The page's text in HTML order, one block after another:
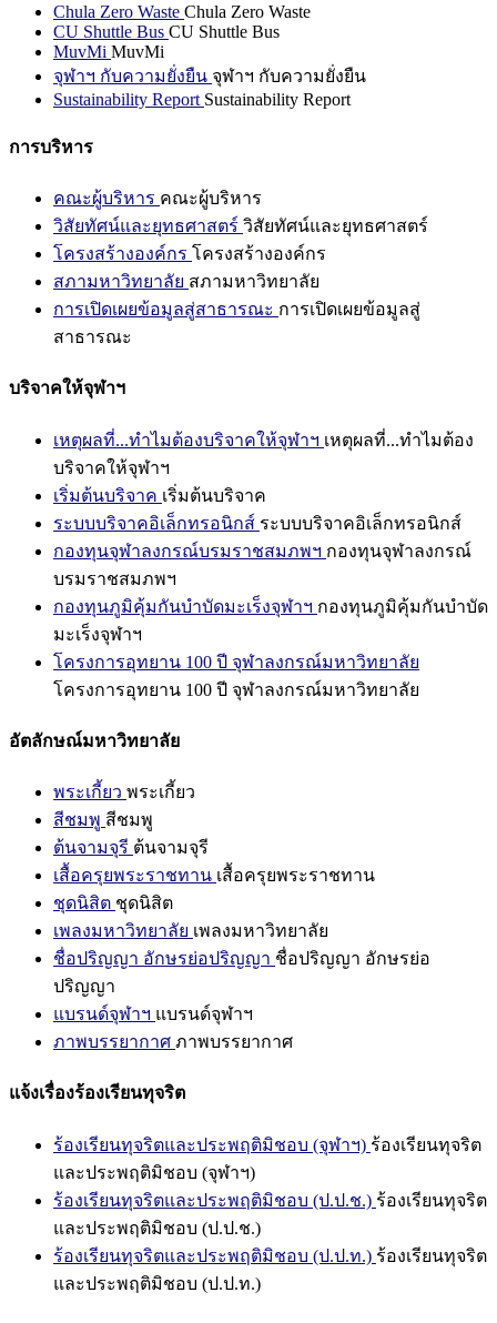
Chula Zero Waste Chula Zero Waste
CU Shuttle Bus CU Shuttle Bus
MuvMi MuvMi
จุฬาฯ กับความยั่งยืน จุฬาฯ กับความยั่งยืน
Sustainability Report Sustainability Report
การบริหาร
คณะผู้บริหาร คณะผู้บริหาร
วิสัยทัศน์และยุทธศาสตร์ วิสัยทัศน์และยุทธศาสตร์
โครงสร้างองค์กร โครงสร้างองค์กร
สภามหาวิทยาลัย สภามหาวิทยาลัย
การเปิดเผยข้อมูลสู่สาธารณะ การเปิดเผยข้อมูลสู่
สาธารณะ
บริจาคให้จุฬาฯ
เหตุผลที่...ทำไมต้องบริจาคให้จุฬาฯ เหตุผลที่...ทำไมต้อง
บริจาคให้จุฬาฯ
เริ่มต้นบริจาค เริ่มต้นบริจาค
ระบบบริจาคอิเล็กทรอนิกส์ ระบบบริจาคอิเล็กทรอนิกส์
กองทุนจุฬาลงกรณ์บรมราชสมภพฯ กองทุนจุฬาลงกรณ์
บรมราชสมภพฯ
กองทุนภูมิคุ้มกันบำบัดมะเร็งจุฬาฯ กองทุนภูมิคุ้มกันบำบัด
มะเร็งจุฬาฯ
โครงการอุทยาน 100 ปี จุฬาลงกรณ์มหาวิทยาลัย
โครงการอุทยาน 100 ปี จุฬาลงกรณ์มหาวิทยาลัย
อัตลักษณ์มหาวิทยาลัย
พระเกี้ยว พระเกี้ยว
สีชมพู สีชมพู
ต้นจามจุรี ต้นจามจุรี
เสื้อครุยพระราชทาน เสื้อครุยพระราชทาน
ชุดนิสิต ชุดนิสิต
เพลงมหาวิทยาลัย เพลงมหาวิทยาลัย
ชื่อปริญญา อักษรย่อปริญญา ชื่อปริญญา อักษรย่อ
ปริญญา
แบรนด์จุฬาฯ แบรนด์จุฬาฯ
ภาพบรรยากาศ ภาพบรรยากาศ
แจ้งเรื่องร้องเรียนทุจริต
ร้องเรียนทุจริตและประพฤติมิชอบ (จุฬาฯ) ร้องเรียนทุจริต
และประพฤติมิชอบ (จุฬาฯ)
ร้องเรียนทุจริตและประพฤติมิชอบ (ป.ป.ช.) ร้องเรียนทุจริต
และประพฤติมิชอบ (ป.ป.ช.)
ร้องเรียนทุจริตและประพฤติมิชอบ (ป.ป.ท.) ร้องเรียนทุจริต
และประพฤติมิชอบ (ป.ป.ท.)